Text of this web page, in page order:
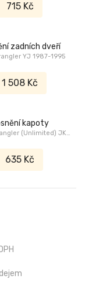
715 Kč
zadních dveří
YJ 1987-1995
1 508 Kč
kapoty
(Unlimited) JK
635 Kč